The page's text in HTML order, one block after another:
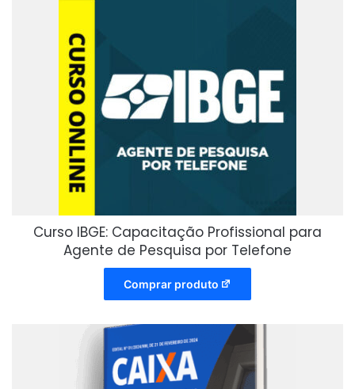
Curso IBGE: Capacitação Profissional para
Agente de Pesquisa por Telefone
Comprar produto